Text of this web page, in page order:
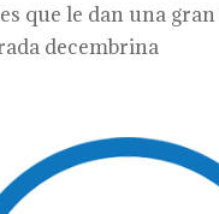
que le dan una
decembrina